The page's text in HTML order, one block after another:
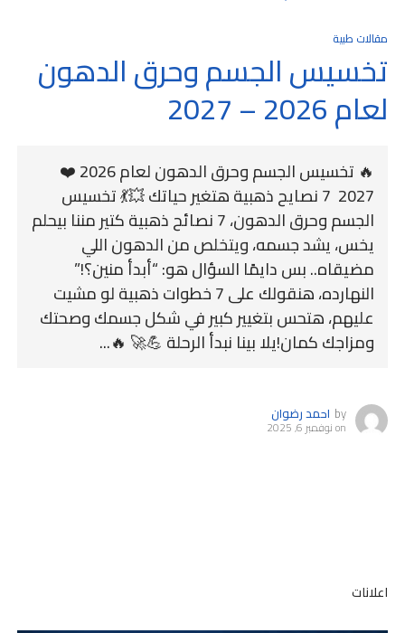
مقالات طبية
تخسيس الجسم وحرق الدهون
لعام 2026 – 2027
🔥 تخسيس الجسم وحرق الدهون لعام 2026 ❤️
2027 7 نصايح ذهبية هتغير حياتك 💥💃 تخسيس
الجسم وحرق الدهون، 7 نصائح ذهبية كتير مننا بيحلم
يخس، يشد جسمه، ويتخلص من الدهون اللي
مضيقاه.. بس دايمًا السؤال هو: “أبدأ منين؟!”
النهارده، هنقولك على 7 خطوات ذهبية لو مشيت
عليهم، هتحس بتغيير كبير في شكل جسمك وصحتك
ومزاجك كمان!يلا بينا نبدأ الرحلة 💪🚀 🔥...
by احمد رضوان
onنوفمبر 6, 2025
اعلانات